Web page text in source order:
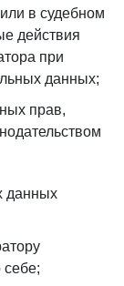
в судебном
действия
при
данных;
прав,
данных